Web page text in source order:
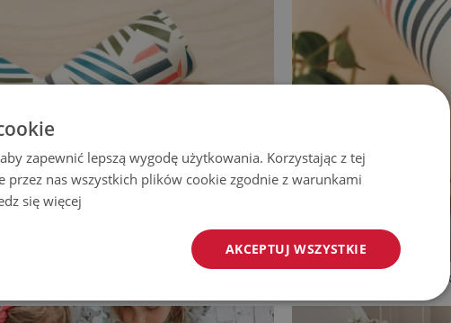
Mata z
zapewnić lepszą wygodę użytkowania. Korzystając z tej
przez nas wszystkich plików cookie zgodnie z warunkami
się więcej
AKCEPTUJ WSZYSTKIE